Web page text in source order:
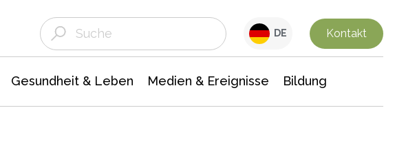
DE Kontakt
Gesundheit & Leben Medien & Ereignisse Bildung